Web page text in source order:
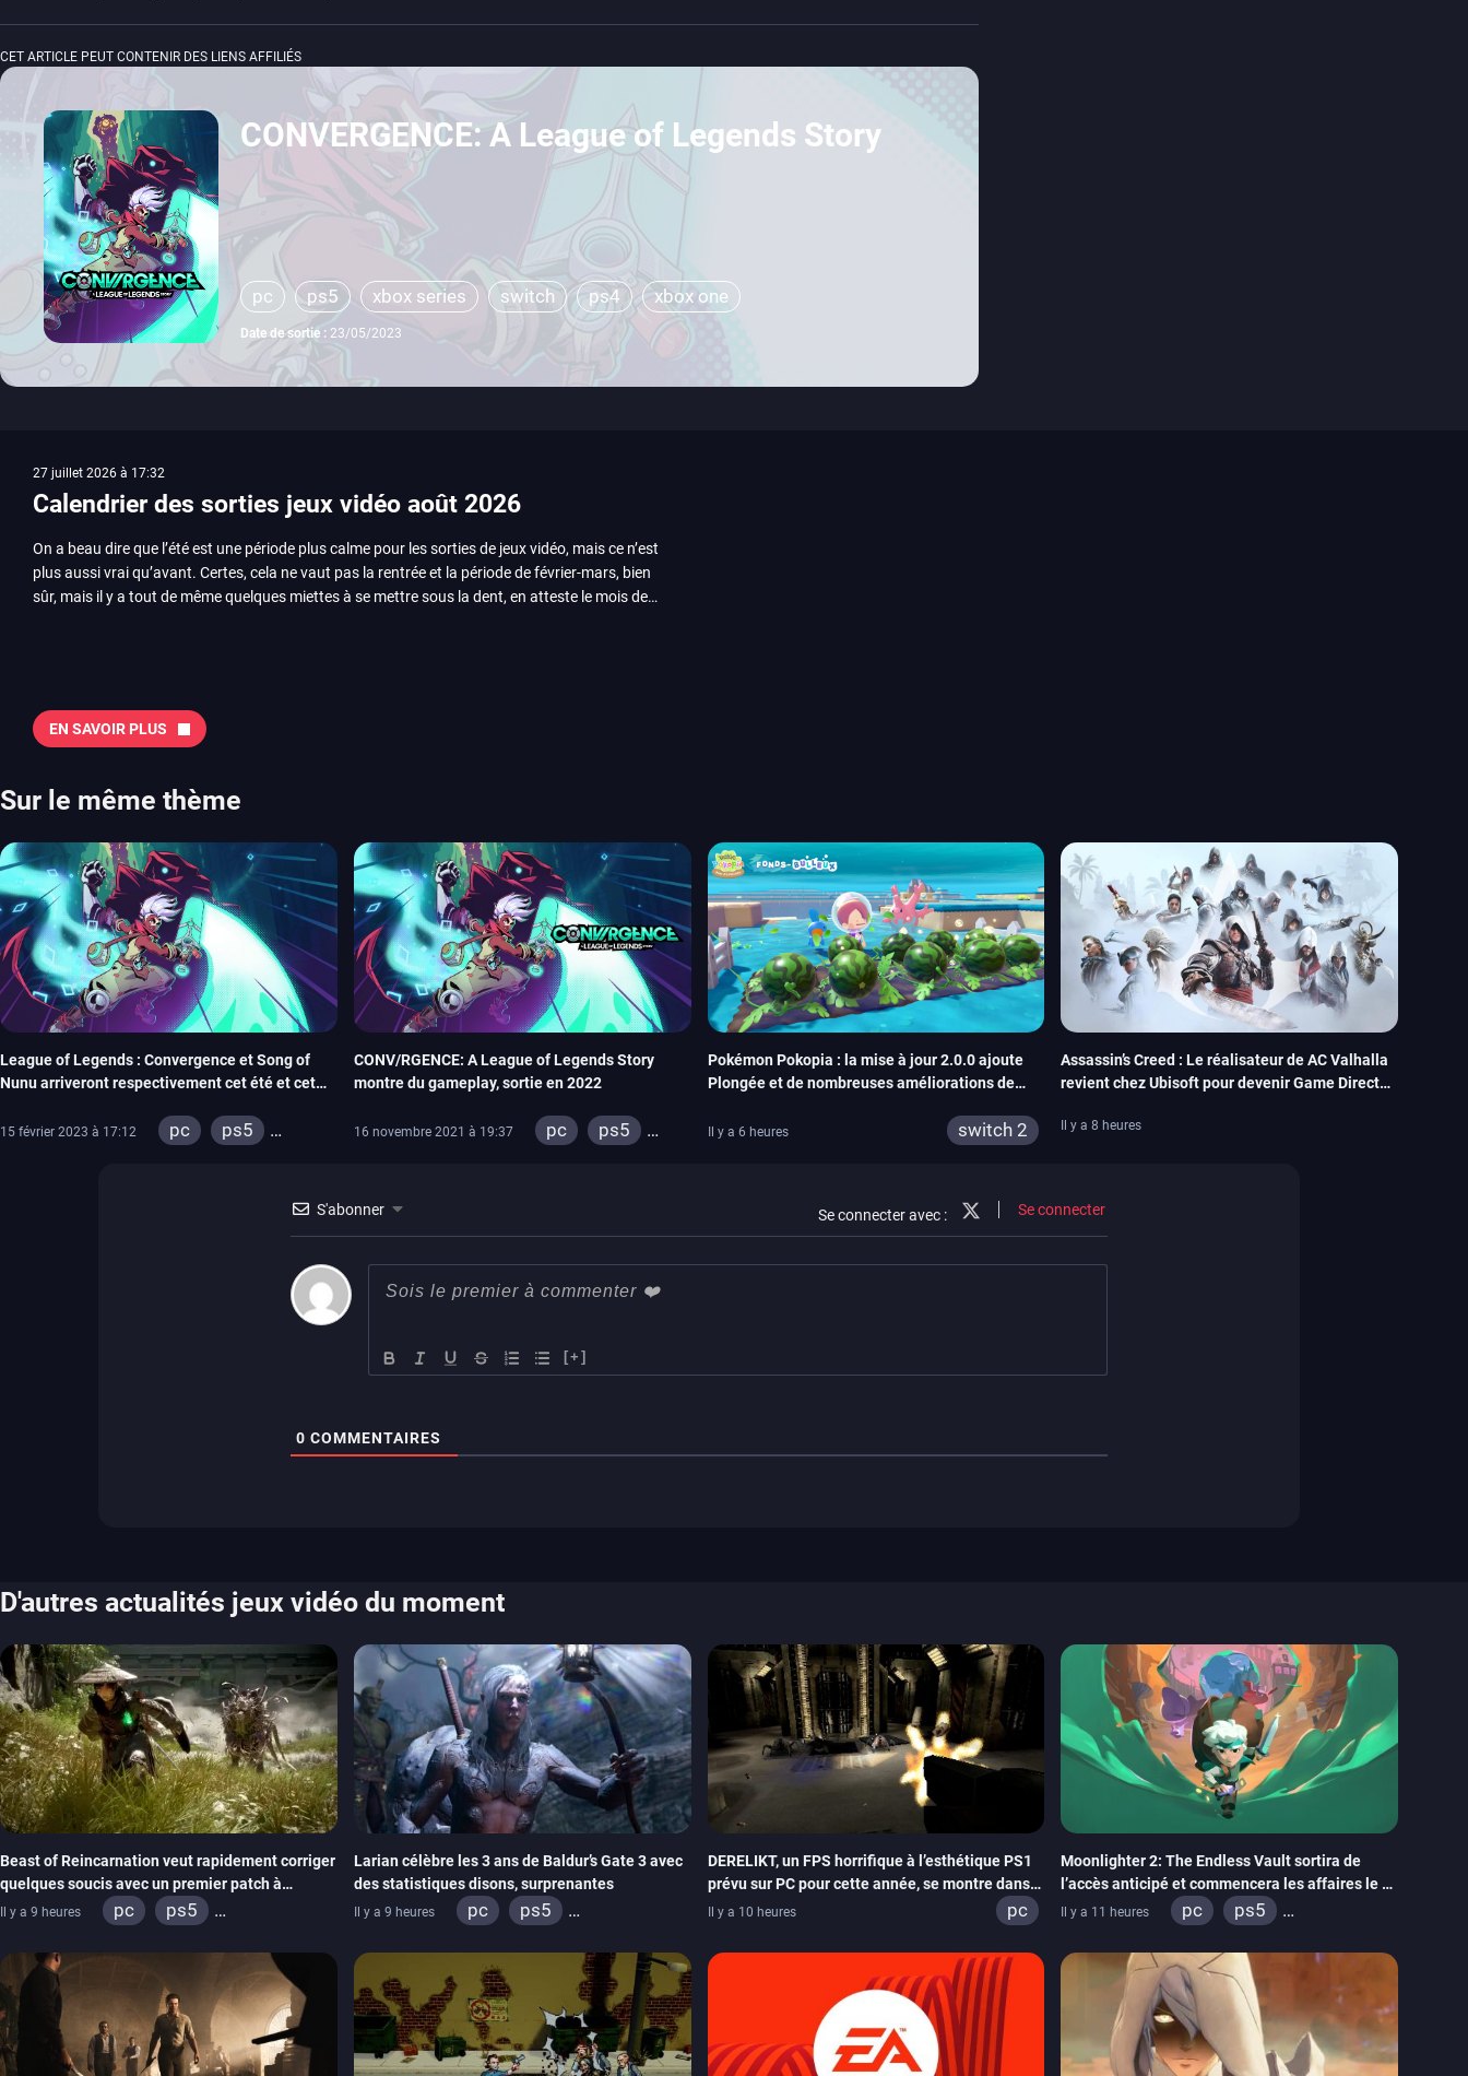
CET ARTICLE PEUT CONTENIR DES LIENS AFFILIÉS
CONVERGENCE: A League of Legends Story
pc ps5 xbox series switch ps4 xbox one
Date de sortie : 23/05/2023
27 juillet 2026 à 17:32
Calendrier des sorties jeux vidéo août 2026
On a beau dire que l’été est une période plus calme pour les sorties de jeux vidéo, mais ce n’est
plus aussi vrai qu’avant. Certes, cela ne vaut pas la rentrée et la période de février-mars, bien
sûr, mais il y a tout de même quelques miettes à se mettre sous la dent, en atteste le mois de
Tokon ou encore Beast of Reincarnation, qui nous montre que Game Freak sait faire autre
chose d’ambitieux que Pokémon. On n’oubliera pas la période de Gamescom, avec Star Wars,
2026 Vous trouverez ici tous les jeux majeurs qui sortiront au mois de juin. Vous trouverez
aussi les jeux de ce mois dans notre page dédiée…
EN SAVOIR PLUS
Sur le même thème
League of Legends : Convergence et Song of
Nunu arriveront respectivement cet été et cet
15 février 2023 à 17:12 pc
ps5
CONV/RGENCE: A League of Legends Story
montre du gameplay, sortie en 2022
16 novembre 2021 à 19:37 pc
ps5
Pokémon Pokopia : la mise à jour 2.0.0 ajoute
Plongée et de nombreuses améliorations de
Il y a 6 heures switch 2
Assassin’s Creed : Le réalisateur de AC Valhalla
revient chez Ubisoft pour devenir Game Director
Il y a 8 heures
S'abonner Se connecter avec : Se connecter
[+]
0 COMMENTAIRES
D'autres actualités jeux vidéo du moment
Beast of Reincarnation veut rapidement corriger
quelques soucis avec un premier patch à
paraître bientôt
Il y a 9 heures pc
ps5
Larian célèbre les 3 ans de Baldur’s Gate 3 avec
des statistiques disons, surprenantes
Il y a 9 heures pc
ps5
DERELIKT, un FPS horrifique à l’esthétique PS1
prévu sur PC pour cette année, se montre dans
un trailer de gameplay
Il y a 10 heures pc
Moonlighter 2: The Endless Vault sortira de
l’accès anticipé et commencera les affaires le 2
septembre
Il y a 11 heures pc
ps5